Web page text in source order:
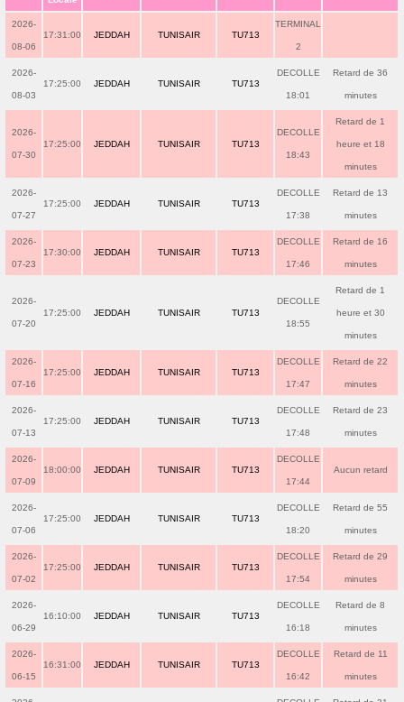
2026-
08-06
17:31:00 JEDDAH TUNISAIR TU713
TERMINAL
2
2026-
08-03
17:25:00 JEDDAH TUNISAIR TU713
DECOLLE
18:01
Retard de 36
minutes
2026-
07-30
17:25:00 JEDDAH TUNISAIR TU713
DECOLLE
18:43
Retard de 1
heure et 18
minutes
2026-
07-27
17:25:00 JEDDAH TUNISAIR TU713
DECOLLE
17:38
Retard de 13
minutes
2026-
07-23
17:30:00 JEDDAH TUNISAIR TU713
DECOLLE
17:46
Retard de 16
minutes
2026-
07-20
17:25:00 JEDDAH TUNISAIR TU713
DECOLLE
18:55
Retard de 1
heure et 30
minutes
2026-
07-16
17:25:00 JEDDAH TUNISAIR TU713
DECOLLE
17:47
Retard de 22
minutes
2026-
07-13
17:25:00 JEDDAH TUNISAIR TU713
DECOLLE
17:48
Retard de 23
minutes
2026-
07-09
18:00:00 JEDDAH TUNISAIR TU713
DECOLLE
17:44
Aucun retard
2026-
07-06
17:25:00 JEDDAH TUNISAIR TU713
DECOLLE
18:20
Retard de 55
minutes
2026-
07-02
17:25:00 JEDDAH TUNISAIR TU713
DECOLLE
17:54
Retard de 29
minutes
2026-
06-29
16:10:00 JEDDAH TUNISAIR TU713
DECOLLE
16:18
Retard de 8
minutes
2026-
06-15
16:31:00 JEDDAH TUNISAIR TU713
DECOLLE
16:42
Retard de 11
minutes